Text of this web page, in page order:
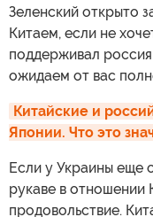
Зеленский открыто
Китаем, если не
поддерживал
ожидаем от вас
Китайские и
Японии. Что это
Если у Украины еще
рукаве в отношении
продовольствие.